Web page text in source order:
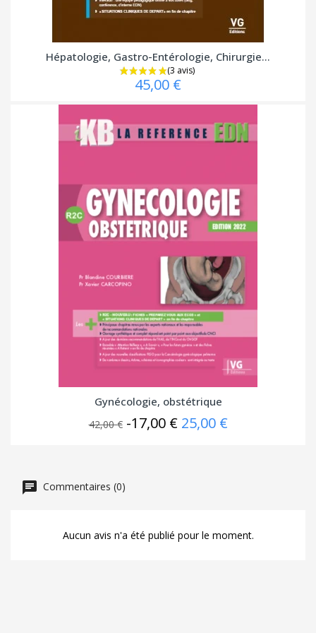
Hépatologie, Gastro-Entérologie, Chirurgie...
45,00 €
Gynécologie, obstétrique
42,00 € -17,00 € 25,00 €
Commentaires (0)
Aucun avis n'a été publié pour le moment.